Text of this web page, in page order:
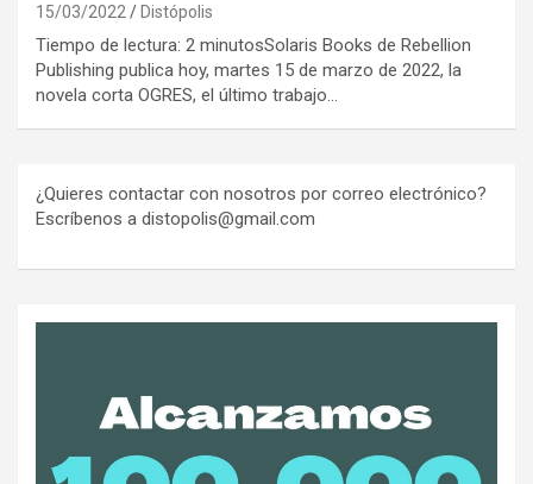
15/03/2022 Distópolis
Tiempo de lectura: 2 minutosSolaris Books de Rebellion
Publishing publica hoy, martes 15 de marzo de 2022, la
novela corta OGRES, el último trabajo…
¿Quieres contactar con nosotros por correo electrónico?
Escríbenos a distopolis@gmail.com